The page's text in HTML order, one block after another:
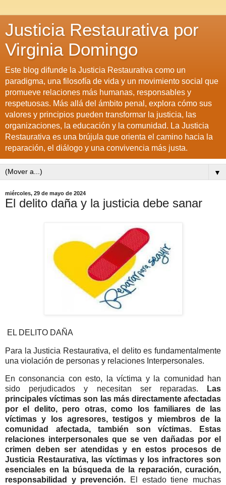
Justicia Restaurativa por
Virginia Domingo
Este blog difunde la Justicia Restaurativa como un
paradigma, una filosofía de vida y un movimiento social que
promueve relaciones más humanas, responsables y
respetuosas. Más allá del ámbito penal, explora cómo sus
valores y principios pueden transformar la justicia, las
organizaciones, la educación y la comunidad. La Justicia
Restaurativa es una brújula que orienta el camino hacia la
reparación, el diálogo y una convivencia más justa.
▼
miércoles, 29 de mayo de 2024
El delito daña y la justicia debe sanar
EL DELITO DAÑA
Para la Justicia Restaurativa, el delito es fundamentalmente
una violación de personas y relaciones Interpersonales.
En consonancia con esto, la víctima y la comunidad han
sido perjudicados y necesitan ser reparadas.
Las
principales víctimas son las más directamente afectadas
por el delito, pero otras, como los familiares de las
víctimas y los agresores, testigos y miembros de la
comunidad afectada, también son víctimas. Estas
relaciones interpersonales que se ven dañadas por el
crimen deben ser atendidas y en estos procesos de
Justicia Restaurativa, las víctimas y los infractores son
esenciales en la búsqueda de la reparación, curación,
responsabilidad y prevención.
El estado tiene muchas